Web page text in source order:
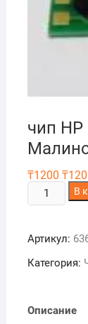
чип НР
₸1200 ₸
Количество
товара
НР
1525CP/
В
Артикул:
Категория:
Описание